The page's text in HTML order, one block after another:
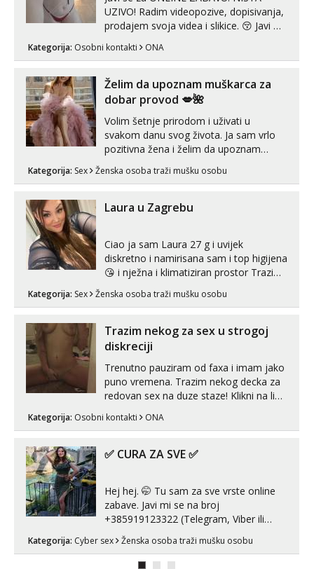
UZIVO! Radim videopozive, dopisivanja,
prodajem svoja videa i slikice. 😚 Javi mi
Telegram. +385 91 723 0045
Kategorija: Osobni kontakti ONA
Želim da upoznam muškarca za
dobar provod 💋🌺
Volim šetnje prirodom i uživati u
svakom danu svog života. Ja sam vrlo
pozitivna žena i želim da upoznam
može i nešto više.💋🌺 Klikni na link
Kategorija: Sex Ženska osoba traži mušku osobu
Laura u Zagrebu
Ciao ja sam Laura 27 g i uvijek
diskretno i namirisana sam i top higijena
😘 i nježna i klimatiziran prostor Trazim
Pusenje i gutanje sperme Erotsko rublje
tijelu Iskljucivo neradim analni !!! I
neljubim se Wha...
Kategorija: Sex Ženska osoba traži mušku osobu
Trazim nekog za sex u strogoj
diskreciji
Trenutno pauziram od faxa i imam jako
puno vremena. Trazim nekog decka za
redovan sex na duze staze! Klikni na link
Kategorija: Osobni kontakti ONA
✅ CURA ZA SVE ✅
Hej hej. 🤭 Tu sam za sve vrste online
zabave. Javi mi se na broj
+385919123322 (Telegram, Viber ili
Whatsapp). 🤙 NE javljaj se na uzivo.
Hvala.
Kategorija: Cyber sex Ženska osoba traži mušku osobu